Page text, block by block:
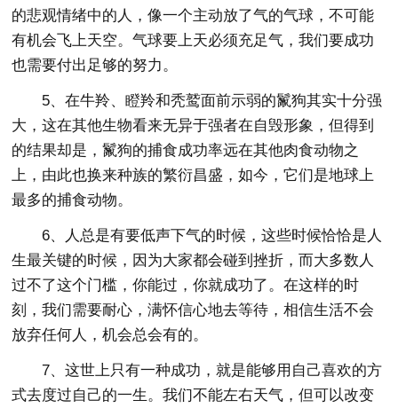
的悲观情绪中的人，像一个主动放了气的气球，不可能
有机会飞上天空。气球要上天必须充足气，我们要成功
也需要付出足够的努力。
5、在牛羚、瞪羚和秃鹫面前示弱的鬣狗其实十分强
大，这在其他生物看来无异于强者在自毁形象，但得到
的结果却是，鬣狗的捕食成功率远在其他肉食动物之
上，由此也换来种族的繁衍昌盛，如今，它们是地球上
最多的捕食动物。
6、人总是有要低声下气的时候，这些时候恰恰是人
生最关键的时候，因为大家都会碰到挫折，而大多数人
过不了这个门槛，你能过，你就成功了。在这样的时
刻，我们需要耐心，满怀信心地去等待，相信生活不会
放弃任何人，机会总会有的。
7、这世上只有一种成功，就是能够用自己喜欢的方
式去度过自己的一生。我们不能左右天气，但可以改变